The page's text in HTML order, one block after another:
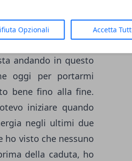
Opzionali Accetta
andando in questo
oggi per portarmi
bene fino alla fine.
iniziare quando
negli ultimi due
ho visto che nessuno
della caduta, ho